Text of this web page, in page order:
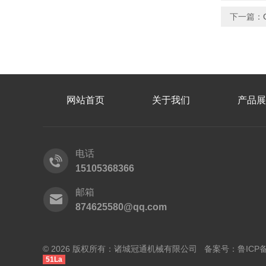
下一篇：
网站首页 关于我们 产品
电话
15105368366
邮箱
874625580@qq.com
© 2026 版权所有：诸城冠通机械有限公司 备案号： 鲁ICP
51La